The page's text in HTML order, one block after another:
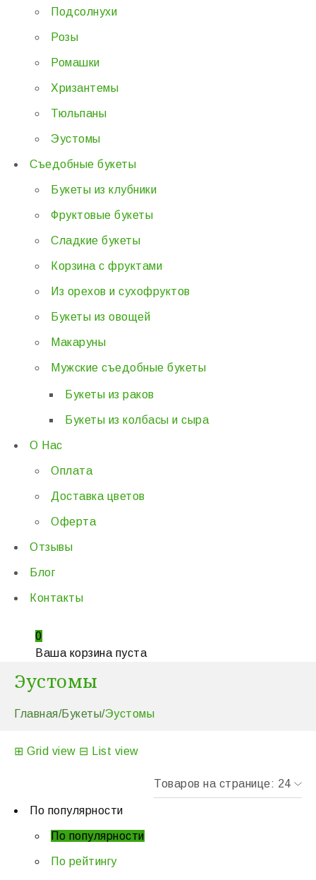
Подсолнухи
Розы
Ромашки
Хризантемы
Тюльпаны
Эустомы
Съедобные букеты
Букеты из клубники
Фруктовые букеты
Сладкие букеты
Корзина с фруктами
Из орехов и сухофруктов
Букеты из овощей
Макаруны
Мужские съедобные букеты
Букеты из раков
Букеты из колбасы и сыра
О Нас
Оплата
Доставка цветов
Оферта
Отзывы
Блог
Контакты
0
Ваша корзина пуста
Эустомы
Главная/Букеты/Эустомы
⊞ Grid view ⊟ List view
По популярности
По популярности
По рейтингу